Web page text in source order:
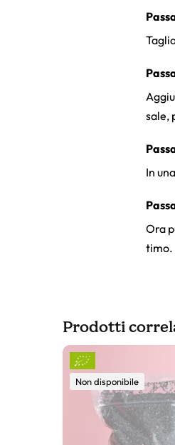
sale,
In
Ora
timo.
Prodotti
Slider prodotto
Non disponibile